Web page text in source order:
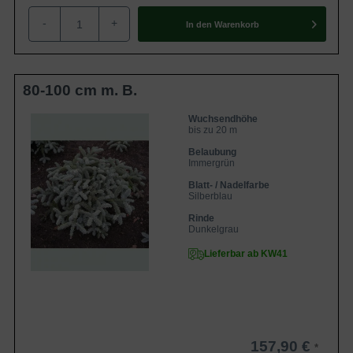
- + In den Warenkorb
80-100 cm m. B.
Wuchsendhöhe
bis zu 20 m
Belaubung
Immergrün
Blatt- / Nadelfarbe
Silberblau
Rinde
Dunkelgrau
Lieferbar ab KW41
157,90 €